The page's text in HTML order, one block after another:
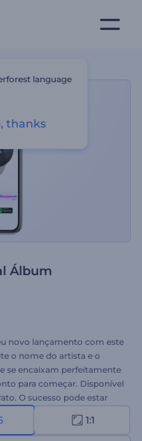
Álbum
novo lançamento com este
o nome do artista e o
se encaixam perfeitamente
para começar. Disponível
O sucesso pode estar
agora.
1:1
language
thanks